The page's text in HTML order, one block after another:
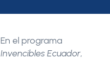
En el programa
Invencibles Ecuador,